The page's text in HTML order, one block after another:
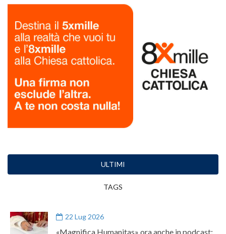
ULTIMI
TAGS
22 Lug 2026
«Magnifica Humanitas» ora anche in podcast: